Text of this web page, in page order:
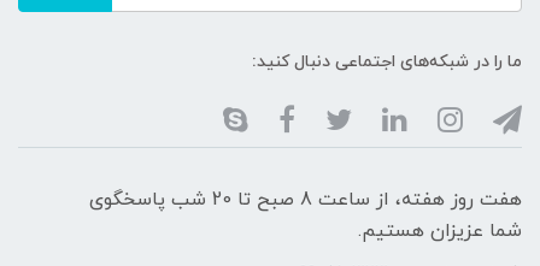
ما را در شبکه‌های اجتماعی دنبال کنید:
هفت روز هفته، از ساعت 8 صبح تا 20 شب پاسخگوی
شما عزیزان هستیم.